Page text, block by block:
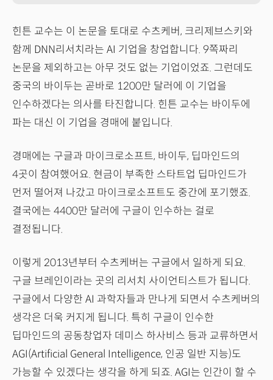
힌튼 교수는 이 논문을 토대로 수츠케버, 크리제브스키와
함께 DNN리서치라는 AI 기업을 창업합니다. 9쪽짜리
논문을 제외하고는 아무 것도 없는 기업이었죠. 그런데도
중국의 바이두는 곧바로 1200만 달러에 이 기업을
인수하겠다는 의사를 타진합니다. 힌튼 교수는 바이두에
파는 대신 이 기업을 경매에 붙입니다.
경매에는 구글과 마이크로소프트, 바이두, 딥마인드의
4곳이 참여했어요. 현금이 부족한 스타트업 딥마인드가
먼저 떨어져 나갔고 마이크로소프트도 중간에 포기했죠.
결국에는 4400만 달러에 구글이 인수하는 걸로
결정됩니다.
이렇게 2013년부터 수츠케버는 구글에서 일하게 되요.
구글 브레인이라는 곳의 리서치 사이언티스트가 됩니다.
구글에서 다양한 AI 과학자들과 만나게 되면서 수츠케버의
생각은 더욱 커지게 됩니다. 특히 구글이 인수한
딥마인드의 공동창업자 데미스 하사비스 등과 교류하면서
AGI(Artificial General Intelligence, 인공 일반 지능)도
가능할 수 있겠다는 생각을 하게 되죠. AGI는 인간이 할 수